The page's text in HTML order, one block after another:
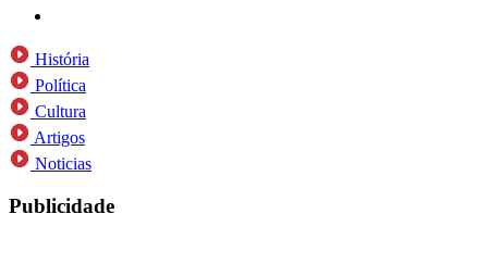
História
Política
Cultura
Artigos
Noticias
Publicidade